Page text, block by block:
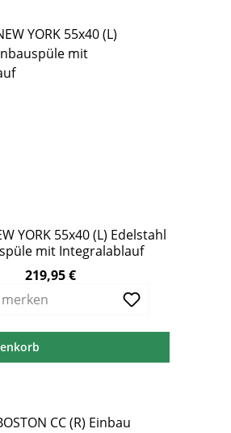
YORK 55x40 (L) Edelstahl
mit Integralablauf
219,95 €